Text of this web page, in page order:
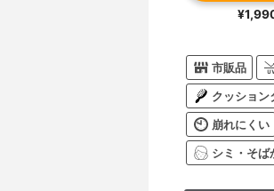
市販品
クッション
崩れにくい
シミ・そば